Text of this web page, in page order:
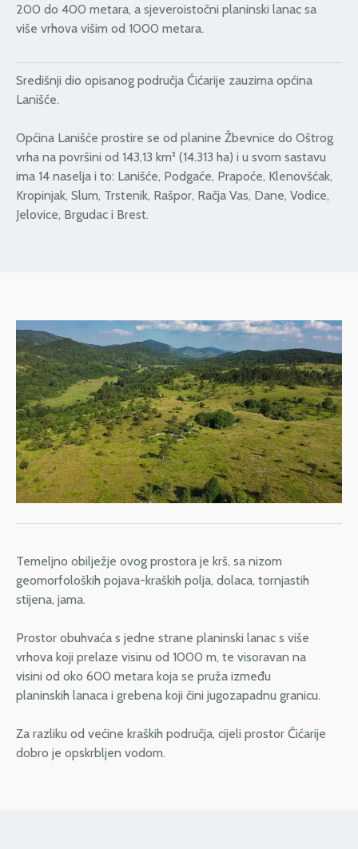
200 do 400 metara, a sjeveroistočni planinski lanac sa
više vrhova višim od 1000 metara.
Središnji dio opisanog područja Ćićarije zauzima općina
Lanišće.
Općina Lanišće prostire se od planine Žbevnice do Oštrog
vrha na površini od 143,13 km² (14.313 ha) i u svom sastavu
ima 14 naselja i to: Lanišće, Podgaće, Prapoće, Klenovšćak,
Kropinjak, Slum, Trstenik, Rašpor, Račja Vas, Dane, Vodice,
Jelovice, Brgudac i Brest.
Temeljno obilježje ovog prostora je krš, sa nizom
geomorfoloških pojava-kraških polja, dolaca, tornjastih
stijena, jama.
Prostor obuhvaća s jedne strane planinski lanac s više
vrhova koji prelaze visinu od 1000 m, te visoravan na
visini od oko 600 metara koja se pruža između
planinskih lanaca i grebena koji čini jugozapadnu granicu.
Za razliku od većine kraških područja, cijeli prostor Ćićarije
dobro je opskrbljen vodom.